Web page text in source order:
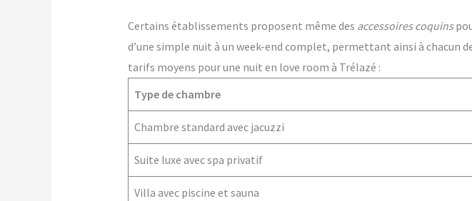
Certains établissements proposent même des accessoires coquins
d’une simple nuit à un week-end complet, permettant ainsi à
tarifs moyens pour une nuit en love room à Trélazé :
Type de chambre
Chambre standard avec jacuzzi
Suite luxe avec spa privatif
Villa avec piscine et sauna